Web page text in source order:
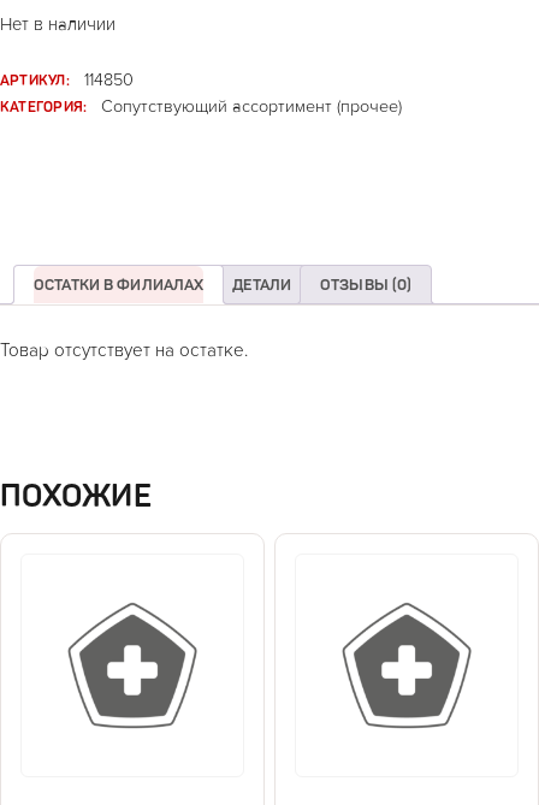
Нет в наличии
АРТИКУЛ:
114850
КАТЕГОРИЯ:
Сопутствующий ассортимент (прочее)
ОСТАТКИ В ФИЛИАЛАХ ДЕТАЛИ ОТЗЫВЫ (0)
Товар отсутствует на остатке.
ПОХОЖИЕ